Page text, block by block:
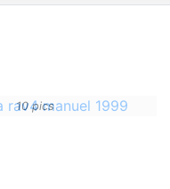
10 pics